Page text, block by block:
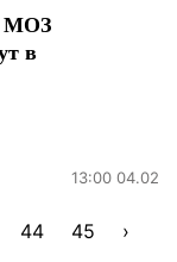
МОЗ
в
13:00 04.02
44 45 ›